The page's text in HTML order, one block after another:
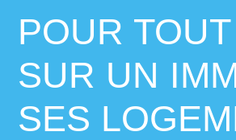
POUR
SUR UN
SES